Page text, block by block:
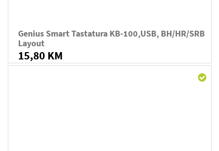
Genius Smart Tastatura KB-100,USB, BH/HR/SRB
Layout
15,80 KM